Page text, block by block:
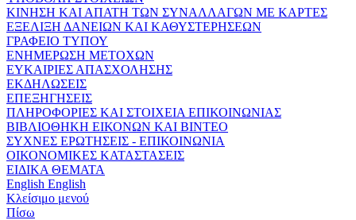
ΚΙΝΗΣΗ ΚΑΙ ΑΠΑΤΗ ΤΩΝ ΣΥΝΑΛΛΑΓΩΝ ΜΕ ΚΑΡΤΕΣ
ΕΞΕΛΙΞΗ ΔΑΝΕΙΩΝ ΚΑΙ ΚΑΘΥΣΤΕΡΗΣΕΩΝ
ΓΡΑΦΕΙΟ ΤΥΠΟΥ
ΕΝΗΜΕΡΩΣΗ ΜΕΤΟΧΩΝ
ΕΥΚΑΙΡΙΕΣ ΑΠΑΣΧΟΛΗΣΗΣ
ΕΚΔΗΛΩΣΕΙΣ
ΕΠΕΞΗΓΗΣΕΙΣ
ΠΛΗΡΟΦΟΡΙΕΣ ΚΑΙ ΣΤΟΙΧΕΙΑ ΕΠΙΚΟΙΝΩΝΙΑΣ
ΒΙΒΛΙΟΘΗΚΗ ΕΙΚΟΝΩΝ ΚΑΙ ΒΙΝΤΕΟ
ΣΥΧΝΕΣ ΕΡΩΤΗΣΕΙΣ - ΕΠΙΚΟΙΝΩΝΙΑ
ΟΙΚΟΝΟΜΙΚΕΣ ΚΑΤΑΣΤΑΣΕΙΣ
ΕΙΔΙΚΑ ΘΕΜΑΤΑ
English English
Κλείσιμο μενού
Πίσω